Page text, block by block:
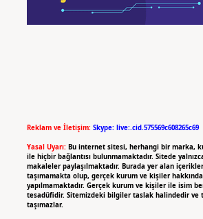
Reklam ve İletişim: Skype: live:.cid.575569c608265c69
Yasal Uyarı: Bu internet sitesi, herhangi bir marka,
ile hiçbir bağlantısı bulunmamaktadır. Sitede
makaleler paylaşılmaktadır. Burada yer alan
taşımamakta olup, gerçek kurum ve kişiler hakkında
yapılmamaktadır. Gerçek kurum ve kişiler ile isim
tesadüfidir. Sitemizdeki bilgiler taslak halindedir ve
taşımazlar.